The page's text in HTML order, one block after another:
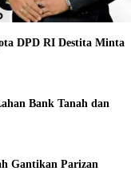
DPD RI Destita Minta
Bank Tanah dan
Gantikan Parizan